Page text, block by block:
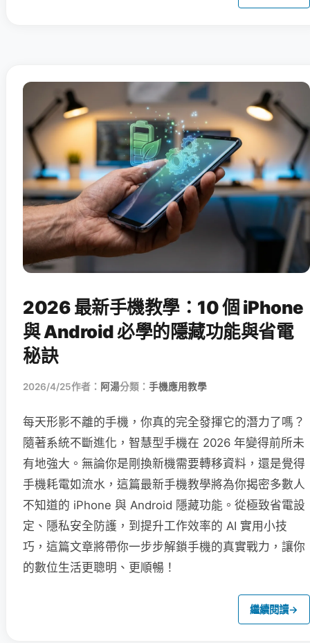
2026 最新手機教學：10 個 iPhone
與 Android 必學的隱藏功能與省電
秘訣
2026/4/25作者： 阿湯分類： 手機應用教學
每天形影不離的手機，你真的完全發揮它的潛力了嗎？
隨著系統不斷進化，智慧型手機在 2026 年變得前所未
有地強大。無論你是剛換新機需要轉移資料，還是覺得
手機耗電如流水，這篇最新手機教學將為你揭密多數人
不知道的 iPhone 與 Android 隱藏功能。從極致省電設
定、隱私安全防護，到提升工作效率的 AI 實用小技
巧，這篇文章將帶你一步步解鎖手機的真實戰力，讓你
的數位生活更聰明、更順暢！
繼續閱讀→